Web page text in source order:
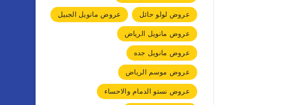
عروض لولو حائل
عروض مانويل الجبيل
عروض مانويل الرياض
عروض مانويل جده
عروض موسم الرياض
عروض نستو الدمام والاحساء